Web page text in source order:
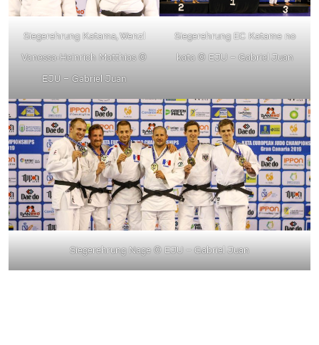
Siegerehrung Katama, Wenzl
Vanessa-Heinrich Matthias ©
EJU – Gabriel Juan
Siegerehrung EC Katame no
kata © EJU – Gabriel Juan
Siegerehrung Nage © EJU – Gabriel Juan